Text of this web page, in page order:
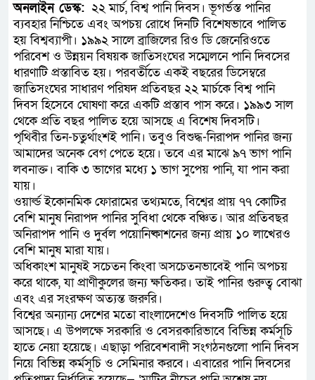
ফ্যাসিবাদবিরোধী আন্দোলনে
নিরপেক্ষ ও বিশ্বাসযোগ্য : প্রধানমন্ত্রী
বাগেরহাট মেডিকেল
অনলাইন ডেস্ক: ২২ মার্চ, বিশ্ব পানি দিবস। ভূগর্ভস্ত পানির
ব্যবহার নিশ্চিতে এবং অপচয় রোধে দিনটি বিশেষভাবে পালিত
হয় বিশ্বব্যাপী। ১৯৯২ সালে ব্রাজিলের রিও ডি জেনেরিওতে
পরিবেশ ও উন্নয়ন বিষয়ক জাতিসংঘের সম্মেলনে পানি দিবসের
ধারণাটি প্রস্তাবিত হয়। পরবর্তীতে একই বছরের ডিসেম্বরে
জাতিসংঘের সাধারণ পরিষদ প্রতিবছর ২২ মার্চকে বিশ্ব পানি
দিবস হিসেবে ঘোষণা করে একটি প্রস্তাব পাস করে। ১৯৯৩ সাল
থেকে প্রতি বছর পালিত হয়ে আসছে এ বিশেষ দিবসটি।
পৃথিবীর তিন-চতুর্থাংশই পানি। তবুও বিশুদ্ধ-নিরাপদ পানির জন্য
আমাদের অনেক বেগ পেতে হয়ে। তবে এর মাঝে ৯৭ ভাগ পানি
লবনাক্ত। বাকি ৩ ভাগের মধ্যে ১ ভাগ সুপেয় পানি, যা পান করা
যায়।
ওয়ার্ল্ড ইকোনমিক ফোরামের তথ্যমতে, বিশ্বের প্রায় ৭৭ কোটির
বেশি মানুষ নিরাপদ পানির সুবিধা থেকে বঞ্চিত। আর প্রতিবছর
অনিরাপদ পানি ও দুর্বল পয়োনিষ্কাশনের জন্য প্রায় ১০ লাখেরও
বেশি মানুষ মারা যায়।
অধিকাংশ মানুষই সচেতন কিংবা অসচেতনভাবেই পানি অপচয়
করে থাকে, যা প্রাণীকুলের জন্য ক্ষতিকর। তাই পানির গুরুত্ব বোঝা
এবং এর সংরক্ষণ অত্যন্ত জরুরি।
বিশ্বের অন্যান্য দেশের মতো বাংলাদেশেও দিবসটি পালিত হয়ে
আসছে। এ উপলক্ষে সরকারি ও বেসরকারিভাবে বিভিন্ন কর্মসূচি
হাতে নেয়া হয়েছে। এছাড়া পরিবেশবাদী সংগঠনগুলো পানি দিবস
নিয়ে বিভিন্ন কর্মসূচি ও সেমিনার করবে। এবারের পানি দিবসের